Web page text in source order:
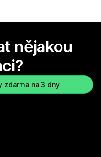
nějakou
zdarma na 3 dny